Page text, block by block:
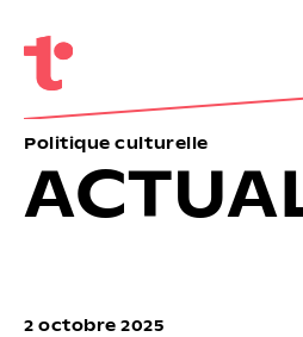
Politique culturelle
2 octobre 2025